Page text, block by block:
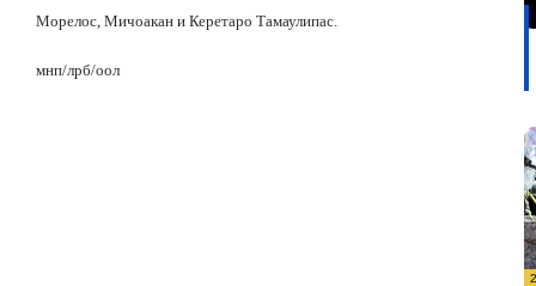
Морелос, Мичоакан и Керетаро Тамаулипас.
мнп/лрб/оол